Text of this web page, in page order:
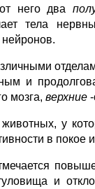
него два
тела
и
мозга, верхние
у
в покое
и